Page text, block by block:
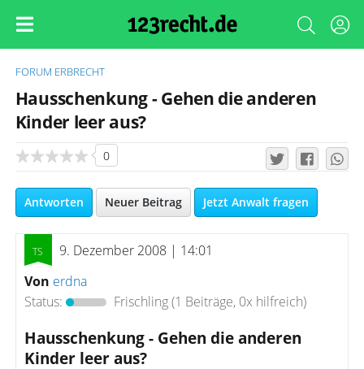
FORUM ERBRECHT
Hausschenkung - Gehen die anderen
Kinder leer aus?
0
Antworten Neuer Beitrag Jetzt Anwalt fragen
9. Dezember 2008 | 14:01
Von erdna
Status:
Frischling(1 Beiträge, 0x hilfreich)
Hausschenkung - Gehen die anderen
Kinder leer aus?